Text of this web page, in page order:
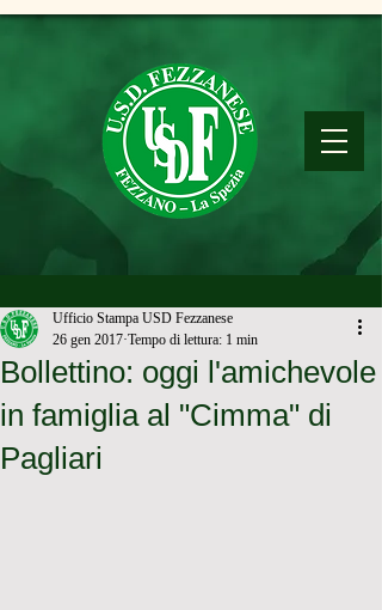
Bollettino: oggi l'amichevole
in famiglia al "Cimma" di
Pagliari
Ufficio Stampa USD Fezzanese
26 gen 2017 Tempo di lettura: 1 min